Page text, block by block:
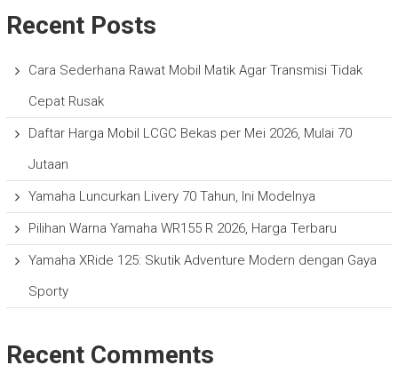
Recent Posts
Cara Sederhana Rawat Mobil Matik Agar Transmisi Tidak
Cepat Rusak
Daftar Harga Mobil LCGC Bekas per Mei 2026, Mulai 70
Jutaan
Yamaha Luncurkan Livery 70 Tahun, Ini Modelnya
Pilihan Warna Yamaha WR155 R 2026, Harga Terbaru
Yamaha XRide 125: Skutik Adventure Modern dengan Gaya
Sporty
Recent Comments